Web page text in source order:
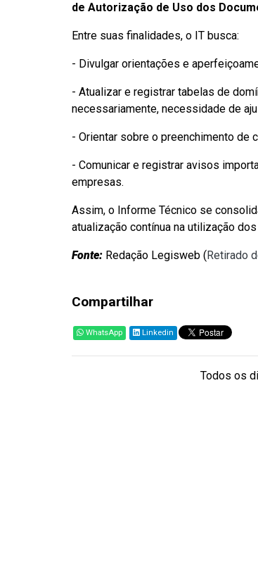
de Autorização de Uso dos
Entre suas finalidades, o IT busca:
- Divulgar orientações e
- Atualizar e registrar tabelas de
necessariamente, necessidade de
- Orientar sobre o preenchimento
- Comunicar e registrar avisos
empresas.
Assim, o Informe Técnico se
atualização contínua na utilização
Fonte: Redação Legisweb (Retirado
Compartilhar
WhatsApp Linkedin
Todos os